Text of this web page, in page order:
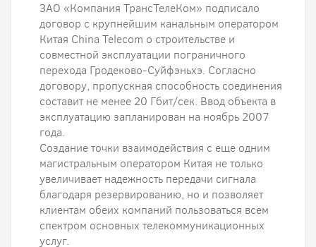
ЗАО «Компания ТрансТелеКом» подписало
договор с крупнейшим канальным оператором
Китая China Telecom о строительстве и
совместной эксплуатации пограничного
перехода Гродеково-Суйфэньхэ. Согласно
договору, пропускная способность соединения
составит не менее 20 Гбит/сек. Ввод объекта в
эксплуатацию запланирован на ноябрь 2007
года.
Создание точки взаимодействия с еще одним
магистральным оператором Китая не только
увеличивает надежность передачи сигнала
благодаря резервированию, но и позволяет
клиентам обеих компаний пользоваться всем
спектром основных телекоммуникационных
услуг.